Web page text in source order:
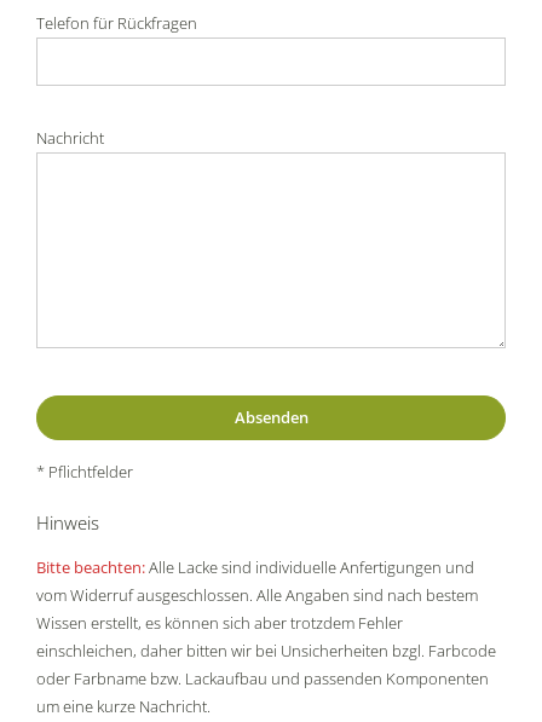
Telefon für Rückfragen
Nachricht
* Pflichtfelder
Hinweis
Bitte beachten:Alle Lacke sind individuelle Anfertigungen und
vom Widerruf ausgeschlossen. Alle Angaben sind nach bestem
Wissen erstellt, es können sich aber trotzdem Fehler
einschleichen, daher bitten wir bei Unsicherheiten bzgl. Farbcode
oder Farbname bzw. Lackaufbau und passenden Komponenten
um eine kurze Nachricht.